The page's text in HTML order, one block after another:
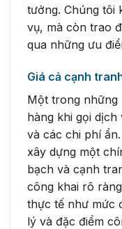
tưởng. Chúng tôi
vụ, mà còn trao
qua những ưu
Giá cả cạnh
Một trong những
hàng khi gọi dịch
và các chi phí
xây dựng một
bạch và cạnh
công khai rõ
thực tế như mức
lý và đặc điểm